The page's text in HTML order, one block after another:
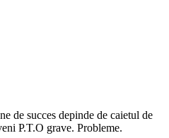
de succes depinde de caietul de
P.T.O grave. Probleme.